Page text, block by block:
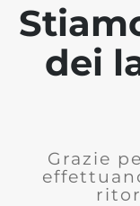
dei
Grazie